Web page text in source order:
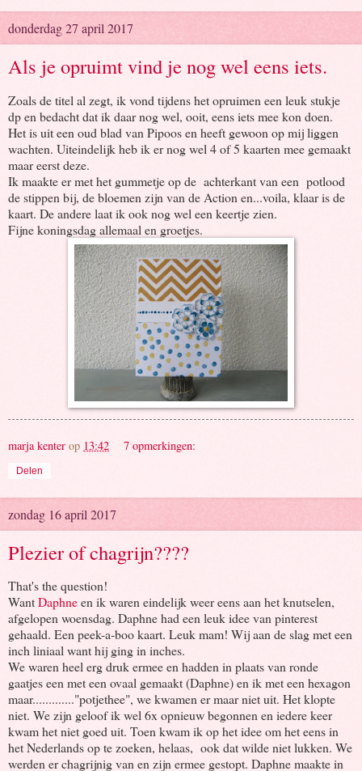
donderdag 27 april 2017
Als je opruimt vind je nog wel eens iets.
Zoals de titel al zegt, ik vond tijdens het opruimen een leuk stukje
dp en bedacht dat ik daar nog wel, ooit, eens iets mee kon doen.
Het is uit een oud blad van Pipoos en heeft gewoon op mij liggen
wachten. Uiteindelijk heb ik er nog wel 4 of 5 kaarten mee gemaakt
maar eerst deze.
Ik maakte er met het gummetje op de achterkant van een potlood
de stippen bij, de bloemen zijn van de Action en...voila, klaar is de
kaart. De andere laat ik ook nog wel een keertje zien.
Fijne koningsdag allemaal en groetjes.
marja kenter op 13:42 7 opmerkingen:
Delen
zondag 16 april 2017
Plezier of chagrijn????
That's the question!
WantDaphneen ik waren eindelijk weer eens aan het knutselen,
afgelopen woensdag. Daphne had een leuk idee van pinterest
gehaald. Een peek-a-boo kaart. Leuk mam! Wij aan de slag met een
inch liniaal want hij ging in inches.
We waren heel erg druk ermee en hadden in plaats van ronde
gaatjes een met een ovaal gemaakt (Daphne) en ik met een hexagon
maar............."potjethee", we kwamen er maar niet uit. Het klopte
niet. We zijn geloof ik wel 6x opnieuw begonnen en iedere keer
kwam het niet goed uit. Toen kwam ik op het idee om het eens in
het Nederlands op te zoeken, helaas, ook dat wilde niet lukken. We
werden er chagrijnig van en zijn ermee gestopt. Daphne maakte in